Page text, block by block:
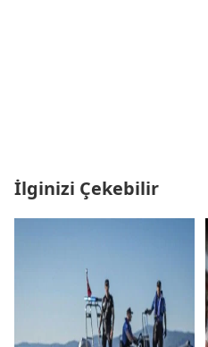
İlginizi Çekebilir